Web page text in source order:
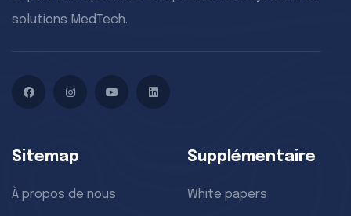
solutions MedTech.
Sitemap
À propos de nous
Supplémentaire
White papers